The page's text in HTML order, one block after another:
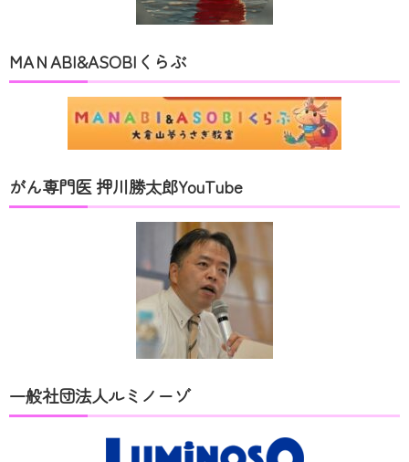
MAＮABI&ASOBIくらぶ
がん専門医 押川勝太郎YouTube
一般社団法人ルミノーゾ